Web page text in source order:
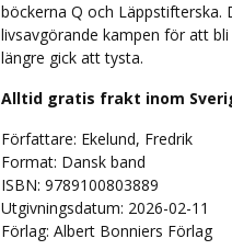
böckerna Q och
livsavgörande kampen för att
längre gick att tysta.
Alltid gratis frakt inom
Författare: Ekelund, Fredrik
Format: Dansk band
ISBN: 9789100803889
Utgivningsdatum: 2026-02-11
Förlag: Albert Bonniers Förlag